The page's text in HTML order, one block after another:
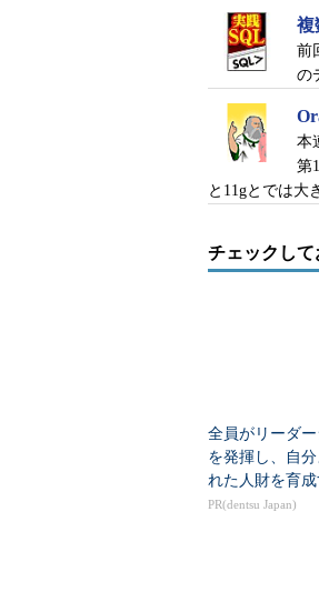
複
前
の
本
第
と11gとでは大
チェックし
全員がリーダ
を発揮し、自
れた人財を育成
PR(dentsu Japan)